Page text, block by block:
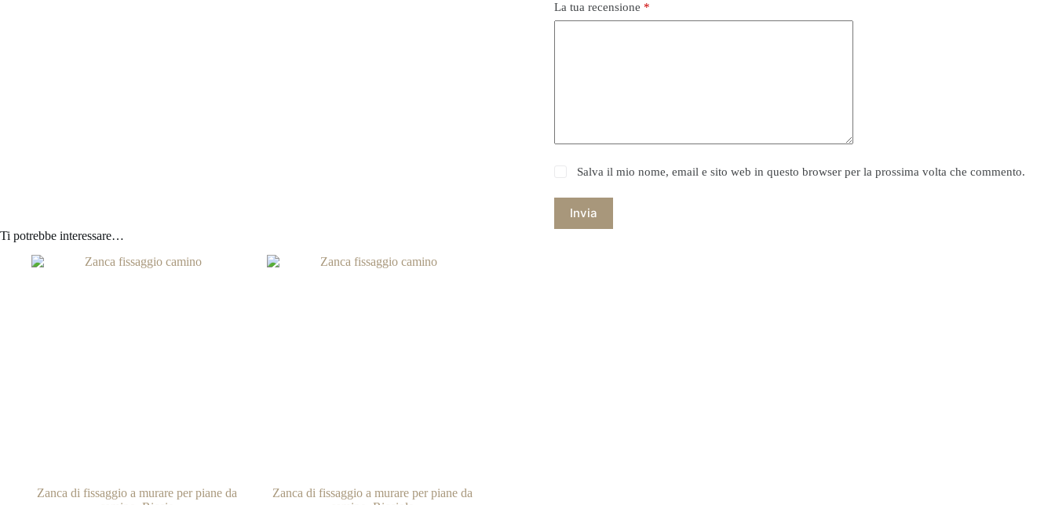
La tua recensione *
Salva il mio nome, email e sito web in questo browser per la prossima volta che commento.
Invia
Ti potrebbe interessare…
Zanca di fissaggio a murare per piane da
Zanca di fissaggio a murare per piane da